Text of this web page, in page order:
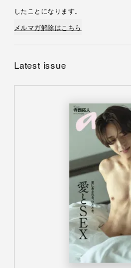
したことになります。
メルマガ解除はこちら
Latest issue